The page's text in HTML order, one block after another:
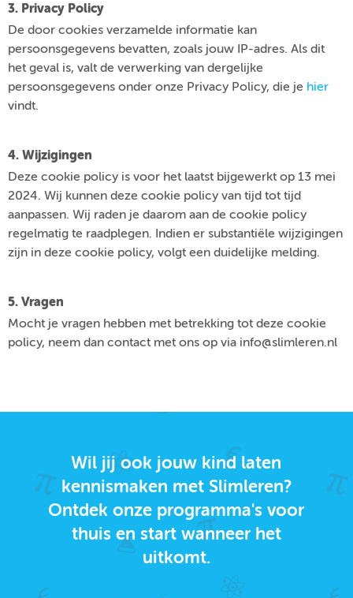
3. Privacy Policy
De door cookies verzamelde informatie kan
persoonsgegevens bevatten, zoals jouw IP-adres. Als dit
het geval is, valt de verwerking van dergelijke
persoonsgegevens onder onze Privacy Policy, die je hier
vindt.
4. Wijzigingen
Deze cookie policy is voor het laatst bijgewerkt op 13 mei
2024. Wij kunnen deze cookie policy van tijd tot tijd
aanpassen. Wij raden je daarom aan de cookie policy
regelmatig te raadplegen. Indien er substantiële wijzigingen
zijn in deze cookie policy, volgt een duidelijke melding.
5. Vragen
Mocht je vragen hebben met betrekking tot deze cookie
policy, neem dan contact met ons op via info@slimleren.nl
Wil jij ook jouw kind laten
kennismaken met Slimleren?
Ontdek onze programma's voor
thuis en start wanneer het
uitkomt.